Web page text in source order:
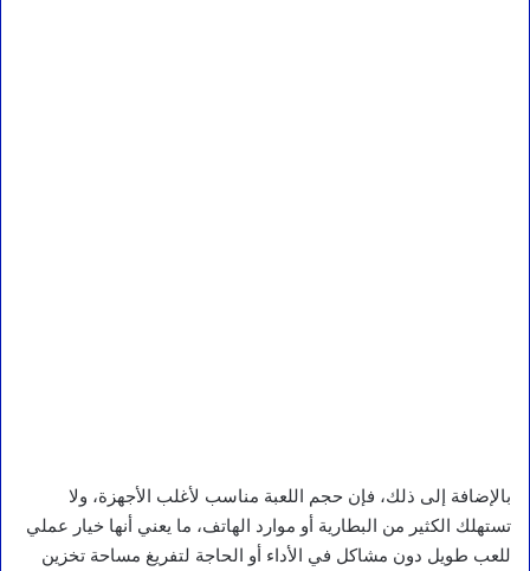
بالإضافة إلى ذلك، فإن حجم اللعبة مناسب لأغلب الأجهزة، ولا
تستهلك الكثير من البطارية أو موارد الهاتف، ما يعني أنها خيار عملي
للعب طويل دون مشاكل في الأداء أو الحاجة لتفريغ مساحة تخزين